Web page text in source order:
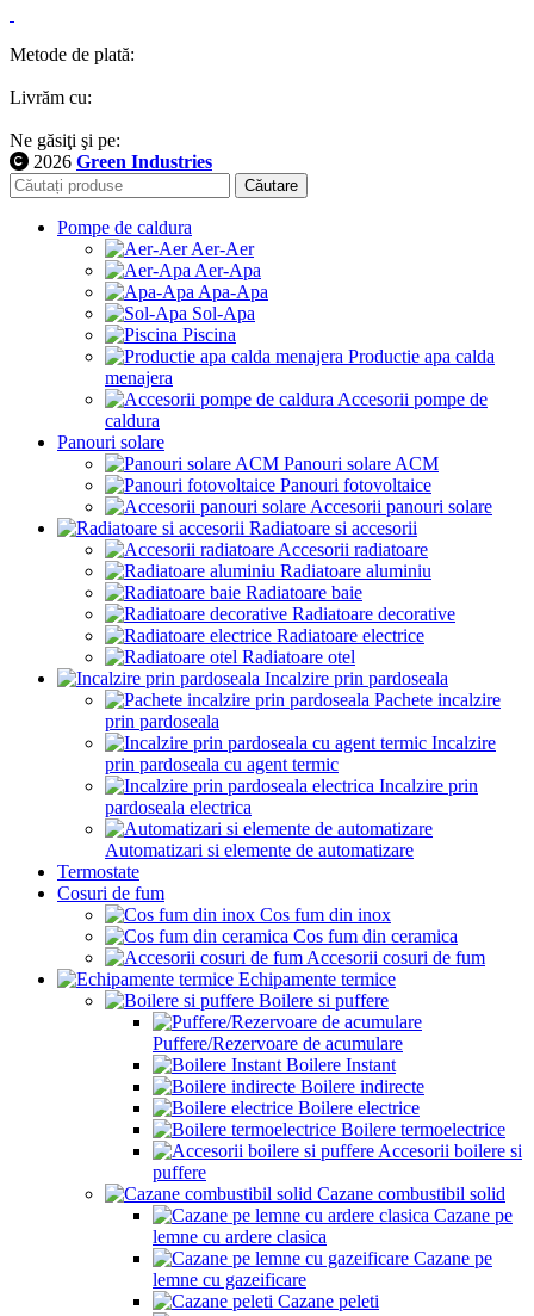
Metode de plată:
Livrăm cu:
Ne găsiţi şi pe:
2026 Green Industries
Căutare
Pompe de caldura
Aer-Aer
Aer-Apa
Apa-Apa
Sol-Apa
Piscina
Productie apa calda
menajera
Accesorii pompe de
caldura
Panouri solare
Panouri solare ACM
Panouri fotovoltaice
Accesorii panouri solare
Radiatoare si accesorii
Accesorii radiatoare
Radiatoare aluminiu
Radiatoare baie
Radiatoare decorative
Radiatoare electrice
Radiatoare otel
Incalzire prin pardoseala
Pachete incalzire
prin pardoseala
Incalzire
prin pardoseala cu agent termic
Incalzire prin
pardoseala electrica
Automatizari si elemente de automatizare
Termostate
Cosuri de fum
Cos fum din inox
Cos fum din ceramica
Accesorii cosuri de fum
Echipamente termice
Boilere si puffere
Puffere/Rezervoare de acumulare
Boilere Instant
Boilere indirecte
Boilere electrice
Boilere termoelectrice
Accesorii boilere si
puffere
Cazane combustibil solid
Cazane pe
lemne cu ardere clasica
Cazane pe
lemne cu gazeificare
Cazane peleti